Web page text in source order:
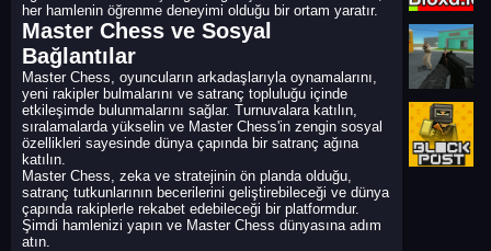
her hamlenin öğrenme deneyimi olduğu bir ortam yaratır.
Master Chess ve Sosyal
Bağlantılar
Master Chess, oyuncuların arkadaşlarıyla oynamalarını,
yeni rakipler bulmalarını ve satranç topluluğu içinde
etkileşimde bulunmalarını sağlar. Turnuvalara katılın,
sıralamalarda yükselin ve Master Chess'in zengin sosyal
özellikleri sayesinde dünya çapında bir satranç ağına
katılın.
Master Chess, zeka ve stratejinin ön planda olduğu,
satranç tutkunlarının becerilerini geliştirebileceği ve dünya
çapında rakiplerle rekabet edebileceği bir platformdur.
Şimdi hamlenizi yapın ve Master Chess dünyasına adım
atın.